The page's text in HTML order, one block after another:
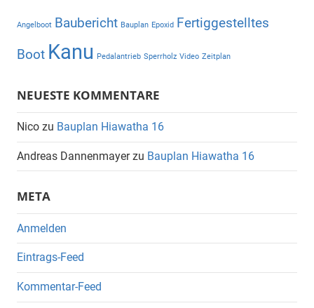
Angelboot Baubericht Bauplan Epoxid Fertiggestelltes
Boot Kanu Pedalantrieb Sperrholz Video Zeitplan
NEUESTE KOMMENTARE
Nico zu Bauplan Hiawatha 16
Andreas Dannenmayerzu Bauplan Hiawatha 16
META
Anmelden
Eintrags-Feed
Kommentar-Feed